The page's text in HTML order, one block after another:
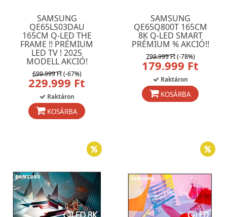
SAMSUNG
QE65LS03DAU
165CM Q-LED THE
FRAME !! PRÉMIUM
LED TV ! 2025
MODELL AKCIÓ!
699.999 Ft(-67%)
229.999 Ft
Raktáron
KOSÁRBA
SAMSUNG
QE65Q800T 165CM
8K Q-LED SMART
PRÉMIUM % AKCIÓ!!
799.999 Ft(-78%)
179.999 Ft
Raktáron
KOSÁRBA